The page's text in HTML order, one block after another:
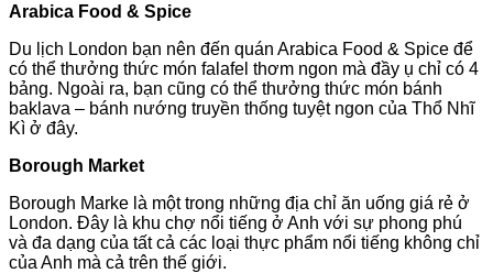
Arabica Food & Spice
Du lịch London bạn nên đến quán Arabica Food & Spice để
có thể thưởng thức món falafel thơm ngon mà đầy ụ chỉ có 4
bảng. Ngoài ra, bạn cũng có thể thưởng thức món bánh
baklava – bánh nướng truyền thống tuyệt ngon của Thổ Nhĩ
Kì ở đây.
Borough Market
Borough Marke là một trong những địa chỉ ăn uống giá rẻ ở
London. Đây là khu chợ nổi tiếng ở Anh với sự phong phú
và đa dạng của tất cả các loại thực phẩm nổi tiếng không chỉ
của Anh mà cả trên thế giới.